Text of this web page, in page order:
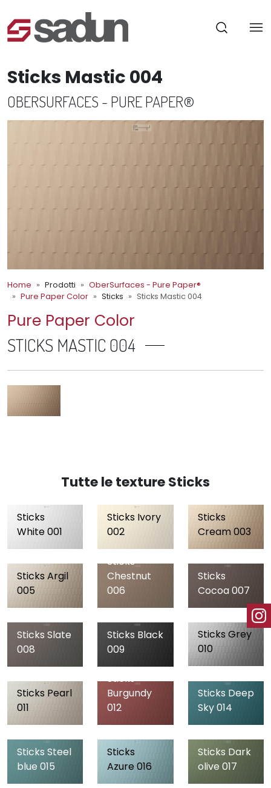
Sticks Mastic 004
OBERSURFACES - PURE PAPER®
Home Prodotti
OberSurfaces - Pure Paper®
Pure Paper Color
Sticks Sticks Mastic 004
Pure Paper Color
STICKS MASTIC 004
Tutte le texture Sticks
Sticks
White 001
Sticks Ivory
002
Sticks
Cream 003
Sticks Argil
005
Sticks
Chestnut
006
Sticks
Cocoa 007
Sticks Slate
008
Sticks Black
009
Sticks Grey
010
Sticks Pearl
011
Sticks
Burgundy
012
Sticks Deep
Sky 014
Sticks Steel
blue 015
Sticks
Azure 016
Sticks Dark
olive 017